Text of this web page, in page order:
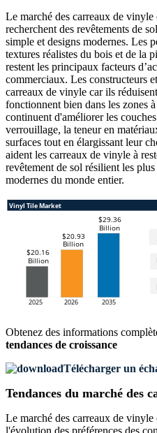
Le marché des carreaux de vinyle
recherchent des revêtements de
simple et designs modernes. Les
textures réalistes du bois et de la
restent les principaux facteurs
commerciaux. Les constructeurs
carreaux de vinyle car ils
fonctionnent bien dans les zones
continuent d'améliorer les
verrouillage, la teneur en
surfaces tout en élargissant leur
aident les carreaux de vinyle à
revêtement de sol résilient les
modernes du monde entier.
Obtenez des informations
tendances de croissance
Télécharger un
Tendances du marché des
Le marché des carreaux de